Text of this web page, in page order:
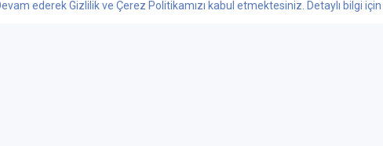
ederek Gizlilik ve Çerez Politikamızı kabul etmektesiniz. Detaylı bilgi için